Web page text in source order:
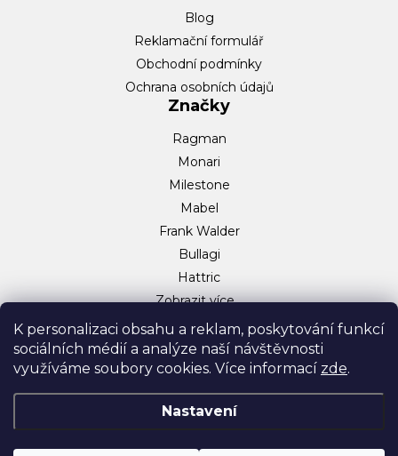
K personalizaci obsahu a reklam, poskytování funkcí
sociálních médií a analýze naší návštěvnosti
využíváme soubory cookies. Více informací zde.
Nastavení
Blog
Reklamační formulář
Obchodní podmínky
Ochrana osobních údajů
Značky
Ragman
Monari
Milestone
Mabel
Frank Walder
Bullagi
Hattric
Zobrazit více…
Sociální sítě
Facebook
Instagram
TikTok